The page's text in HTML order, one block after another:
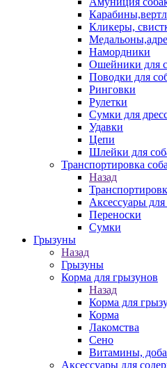
Кликеры,
Намордники
Ошейники для
Поводки для
Ринговки
Рулетки
Сумки для
Удавки
Цепи
Шлейки для
Транспортировка
Назад
Аксессуары для
Переноски
Сумки
Грызуны
Назад
Грызуны
Корма для грызунов
Назад
Корма для
Корма
Лакомства
Сено
Витамины,
Аксессуары для